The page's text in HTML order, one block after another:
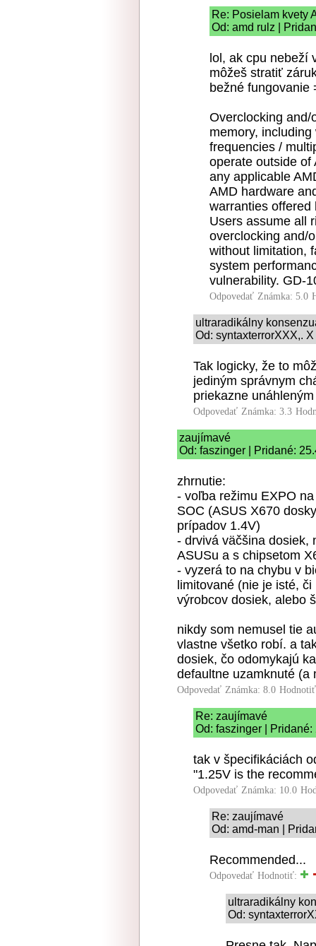
Re: Posielam kvety
Od: amd rulz |
lol, ak cpu nebeží
môžeš stratiť
bežné fungovanie
Overclocking and/
memory,
frequencies /
operate outside of
any applicable
AMD hardware
warranties offered
Users assume all
overclocking and/
without limitation,
system
vulnerability. GD-
Odpovedať Známka: 5.0
ultraradikálny
Od: syntaxterrorXXX,.
Tak logicky, že to
jediným správnym
priekazne
Odpovedať Známka: 3.3
zaujímavé
Od: faszinger | Pridané:
zhrnutie:
- voľba režimu EXPO
SOC (ASUS X670
prípadov 1.4V)
- drvivá väčšina dosiek,
ASUSu a s chipsetom
- vyzerá to na chybu v
limitované (nie je isté,
výrobcov dosiek, alebo
nikdy som nemusel tie
vlastne všetko robí. a
dosiek, čo odomykajú
defaultne uzamknuté (a
Odpovedať Známka: 8.0
Re: zaujímavé
Od: faszinger |
tak v špecifikáciách
"1.25V is the
Odpovedať Známka: 10.0
Re: zaujímavé
Od: amd-man |
Recommended...
Odpovedať Hodnotiť:
ultraradikálny
Od: